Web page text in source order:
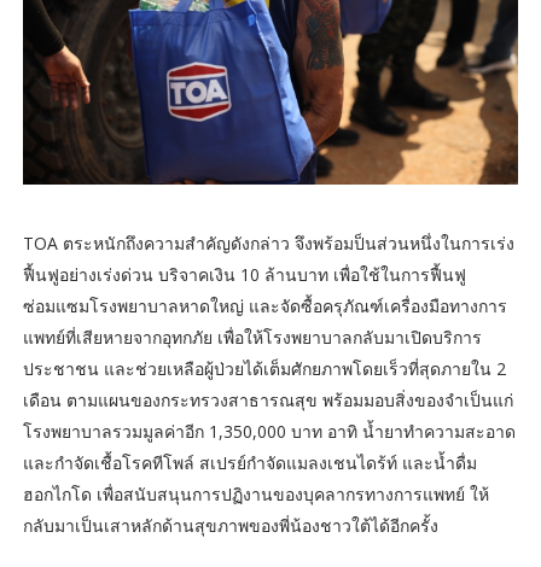
TOA ตระหนักถึงความสำคัญดังกล่าว จึงพร้อมป็นส่วนหนึ่งในการเร่ง
ฟื้นฟูอย่างเร่งด่วน บริจาคเงิน 10 ล้านบาท เพื่อใช้ในการฟื้นฟู
ซ่อมแซมโรงพยาบาลหาดใหญ่ และจัดซื้อครุภัณฑ์เครื่องมือทางการ
แพทย์ที่เสียหายจากอุทกภัย เพื่อให้โรงพยาบาลกลับมาเปิดบริการ
ประชาชน และช่วยเหลือผู้ป่วยได้เต็มศักยภาพโดยเร็วที่สุดภายใน 2
เดือน ตามแผนของกระทรวงสาธารณสุข พร้อมมอบสิ่งของจำเป็นแก่
โรงพยาบาลรวมมูลค่าอีก 1,350,000 บาท อาทิ น้ำยาทำความสะอาด
และกำจัดเชื้อโรคทีโพล์ สเปรย์กำจัดแมลงเชนไดร้ท์ และน้ำดื่ม
ฮอกไกโด เพื่อสนับสนุนการปฏิงานของบุคลากรทางการแพทย์ ให้
กลับมาเป็นเสาหลักด้านสุขภาพของพี่น้องชาวใต้ได้อีกครั้ง